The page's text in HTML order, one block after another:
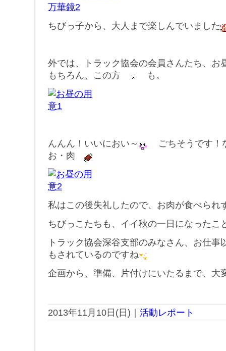
ちびっ子から、大人まで楽しんでいました
外では、トラック協会の会員さんたち、お
もちろん、この方
も。
んんん！いいにおい～
ごちそうです！
お・肉
私はこの後失礼したので、お肉が食べられ
ちびっこたちも、イイ秋の一日になったこ
トラック協会深谷支部のみなさん、お仕事
もされているのですね
企画から、準備、片付けにいたるまで、大
2013年11月10日(日)｜ 活動レポート